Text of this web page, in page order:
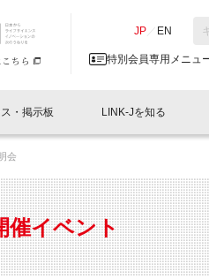
JP EN
特別会員専用メニュ
じる
イベントレポート一覧
LINK-J主催・共催
LINK-J協賛・協力
ー 会報
日本
・掲示板
人と情報の交流掲示板一覧
会員プレスリリース
募集
LINK-Jを知る
事業
GTB
入会
施設
会
催イベント